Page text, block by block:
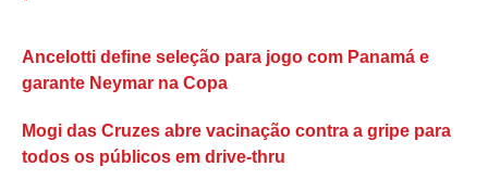
Ancelotti define seleção para jogo com Panamá e
garante Neymar na Copa
Mogi das Cruzes abre vacinação contra a gripe para
todos os públicos em drive-thru